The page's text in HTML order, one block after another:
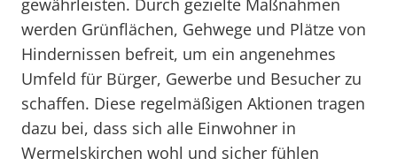
gewährleisten. Durch gezielte Maßnahmen
werden Grünflächen, Gehwege und Plätze von
Hindernissen befreit, um ein angenehmes
Umfeld für Bürger, Gewerbe und Besucher zu
schaffen. Diese regelmäßigen Aktionen tragen
dazu bei, dass sich alle Einwohner in
Wermelskirchen wohl und sicher fühlen